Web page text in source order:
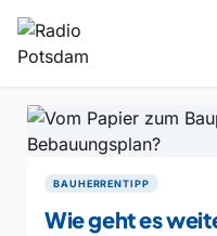
BAUHERRENTIPP
Wie geht es